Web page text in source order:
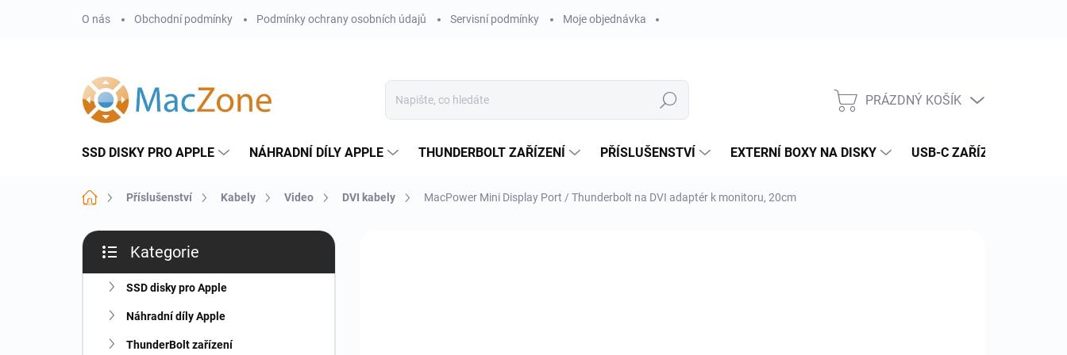
O nás Obchodní podmínky Podmínky ochrany osobních údajů Servisní podmínky Moje objednávka
Hledat
NÁKUPNÍ
PRÁZDNÝ KOŠÍK
SSD DISKY PRO APPLE NÁHRADNÍ DÍLY APPLE THUNDERBOLT ZAŘÍZENÍ PŘÍSLUŠENSTVÍ EXTERNÍ BOXY NA DISKY USB-C ZAŘÍZENÍ
Domů Příslušenství Kabely Video DVI kabely MacPower Mini Display Port / Thunderbolt na DVI adaptér k monitoru, 20cm
P
s
kategorie
Kategorie
SSD disky pro Apple
Náhradní díly Apple
ThunderBolt zařízení